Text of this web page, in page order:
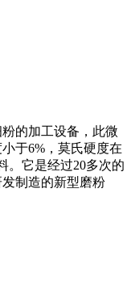
的加工设备，此微
于6%，莫氏硬度在
。它是经过20多次的
制造的新型磨粉